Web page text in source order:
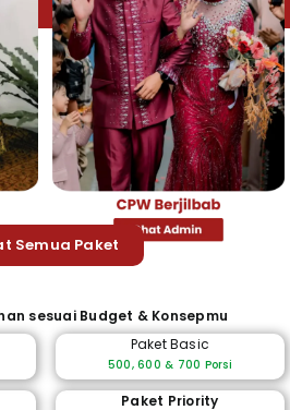
Semua Paket
sesuai Budget & Konsepmu
Paket Basic
500, 600 & 700 Porsi
Paket Priority